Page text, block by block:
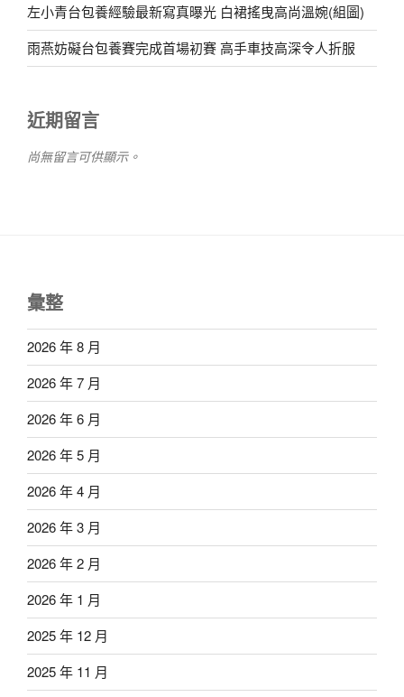
左小青台包養經驗最新寫真曝光 白裙搖曳高尚溫婉(組圖)
雨燕妨礙台包養賽完成首場初賽 高手車技高深令人折服
近期留言
尚無留言可供顯示。
彙整
2026 年 8 月
2026 年 7 月
2026 年 6 月
2026 年 5 月
2026 年 4 月
2026 年 3 月
2026 年 2 月
2026 年 1 月
2025 年 12 月
2025 年 11 月